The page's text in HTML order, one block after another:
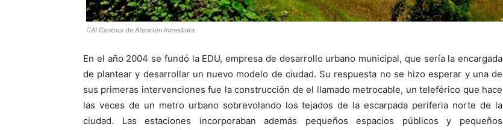
CAI Centros de Atención Inmediata
En el año 2004 se fundó la EDU, empresa de desarrollo urbano municipal, que sería la encargada
de plantear y desarrollar un nuevo modelo de ciudad. Su respuesta no se hizo esperar y una de
sus primeras intervenciones fue la construcción de el llamado metrocable, un teleférico que hace
las veces de un metro urbano sobrevolando los tejados de la escarpada periferia norte de la
ciudad. Las estaciones incorporaban además pequeños espacios públicos y pequeños